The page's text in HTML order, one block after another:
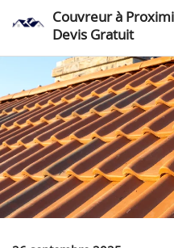
Couvreur à
Devis Gratuit